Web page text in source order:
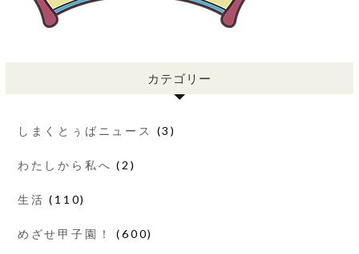
カテゴリー
しまくとぅばニュース (3)
わたしから私へ (2)
生活 (110)
めざせ甲子園！ (600)